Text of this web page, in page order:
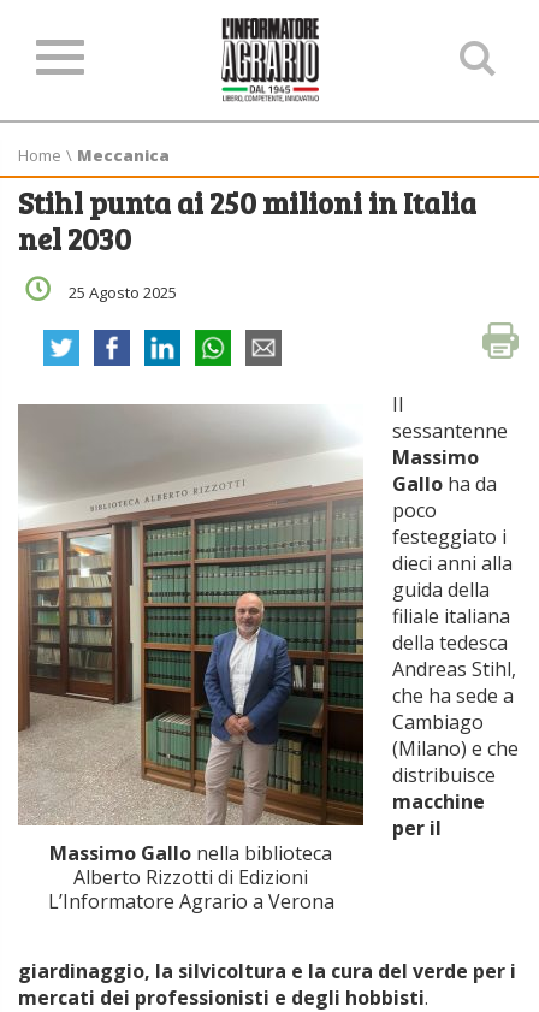
Home \ Meccanica
Stihl punta ai 250 milioni in Italia
nel 2030
25 Agosto 2025
Massimo Gallo nella biblioteca
Alberto Rizzotti di Edizioni
L’Informatore Agrario a Verona
Il
sessantenne
Massimo
Gallo ha da
poco
festeggiato i
dieci anni alla
guida della
filiale italiana
della tedesca
Andreas Stihl,
che ha sede a
Cambiago
(Milano) e che
distribuisce
macchine
per il
giardinaggio, la silvicoltura e la cura del verde per i
mercati dei professionisti e degli hobbisti.